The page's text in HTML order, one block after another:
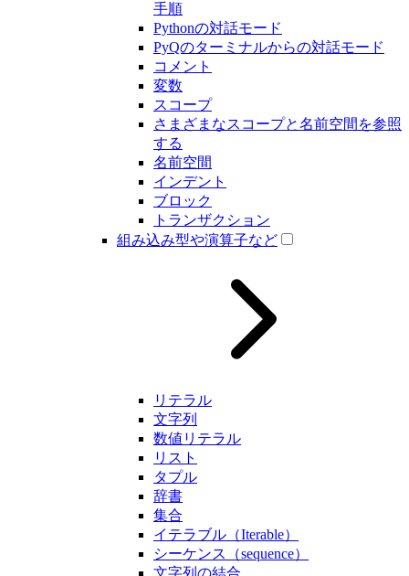
手順
Pythonの対話モード
PyQのターミナルからの対話モード
コメント
変数
スコープ
さまざまなスコープと名前空間を参照
する
名前空間
インデント
ブロック
トランザクション
組み込み型や演算子など
リテラル
文字列
数値リテラル
リスト
タプル
辞書
集合
イテラブル（Iterable）
シーケンス（sequence）
文字列の結合